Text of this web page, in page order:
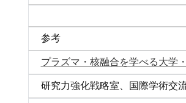
参考
プラズマ・核融合を学べる大学
研究力強化戦略室、国際学術交